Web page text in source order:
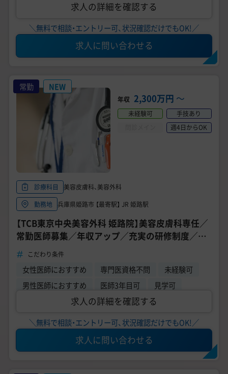
求人の詳細を確認する
＼無料で相談・エントリー可、状況確認だけでもOK!／
求人に問い合わせる
常勤 NEW
年収 2,300万円 〜
未経験可
手技あり
週4日からOK
診療科目
美容皮膚科、美容外科
勤務地
兵庫県姫路市 【最寄駅】 JR 姫路駅
【TCB東京中央美容外科 姫路院】美容皮膚科専任／
常勤医師募集／年収アップ／充実の研修制度／高
待遇求人《兵庫》
こだわり条件
女性医師におすすめ 専門医資格不問
未経験可
男性医師におすすめ
医師3年目可 見学可
求人の詳細を確認する
＼無料で相談・エントリー可、状況確認だけでもOK!／
求人に問い合わせる